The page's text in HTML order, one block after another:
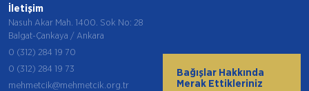
İletişim
Nasuh Akar Mah. 1400. Sok No: 28
Balgat-Çankaya / Ankara
0 (312) 284 19 70
0 (312) 284 19 73
mehmetcik@mehmetcik.org.tr
Bağışlar Hakkında
Merak Ettikleriniz